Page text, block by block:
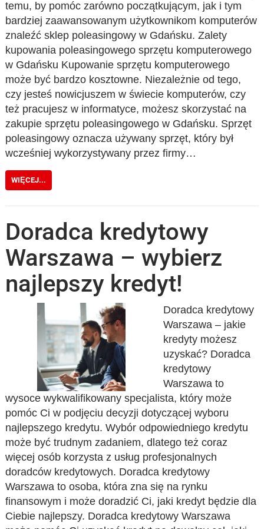
temu, by pomóc zarówno początkującym, jak i tym
bardziej zaawansowanym użytkownikom komputerów
znaleźć sklep poleasingowy w Gdańsku. Zalety
kupowania poleasingowego sprzętu komputerowego
w Gdańsku Kupowanie sprzętu komputerowego
może być bardzo kosztowne. Niezależnie od tego,
czy jesteś nowicjuszem w świecie komputerów, czy
też pracujesz w informatyce, możesz skorzystać na
zakupie sprzętu poleasingowego w Gdańsku. Sprzęt
poleasingowy oznacza używany sprzęt, który był
wcześniej wykorzystywany przez firmy…
WIĘCEJ...
Doradca kredytowy
Warszawa – wybierz
najlepszy kredyt!
Doradca kredytowy
Warszawa – jakie
kredyty możesz
uzyskać? Doradca
kredytowy
Warszawa to
wysoce wykwalifikowany specjalista, który może
pomóc Ci w podjęciu decyzji dotyczącej wyboru
najlepszego kredytu. Wybór odpowiedniego kredytu
może być trudnym zadaniem, dlatego też coraz
więcej osób korzysta z usług profesjonalnych
doradców kredytowych. Doradca kredytowy
Warszawa to osoba, która zna się na rynku
finansowym i może doradzić Ci, jaki kredyt będzie dla
Ciebie najlepszy. Doradca kredytowy Warszawa